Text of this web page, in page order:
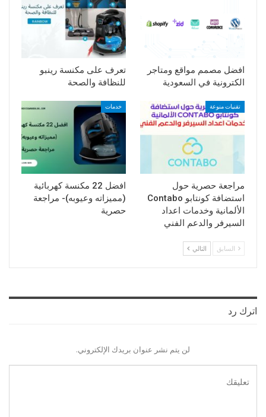
افضل مصمم مواقع ومتاجر
الكترونية في السعودية
تعرف على مكنسة رينبو
للنظافة والصحة
تقنيات منوعة
مراجعة حصرية حول
استضافة كونتابو Contabo
الألمانية وخدمات اعداد
السيرفر والدعم الفني
خدمات
افضل 22 مكنسة كهربائية
(مميزاته وعيوبه)- مراجعة
حصرية
السابق التالي
اترك رد
لن يتم نشر عنوان بريدك الإلكتروني.